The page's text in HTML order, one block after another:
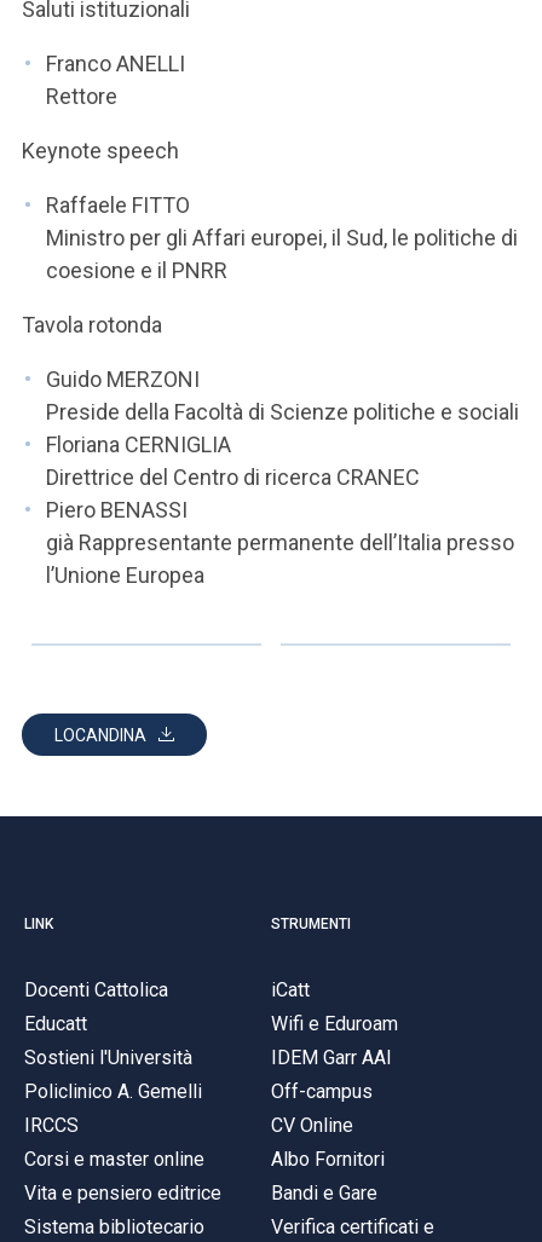
SEI UN DOCENTE O UN MEMBRO DELLO STAFF
Saluti istituzionali
Franco ANELLI
Rettore
Keynote speech
Raffaele FITTO
Ministro per gli Affari europei, il Sud, le politiche di
coesione e il PNRR
Tavola rotonda
Guido MERZONI
Preside della Facoltà di Scienze politiche e sociali
Floriana CERNIGLIA
Direttrice del Centro di ricerca CRANEC
Piero BENASSI
già Rappresentante permanente dell’Italia presso
l’Unione Europea
LOCANDINA
LINK
Docenti Cattolica
Educatt
Sostieni l'Università
Policlinico A. Gemelli
IRCCS
Corsi e master online
Vita e pensiero editrice
Sistema bibliotecario
STRUMENTI
iCatt
Wifi e Eduroam
IDEM Garr AAI
Off-campus
CV Online
Albo Fornitori
Bandi e Gare
Verifica certificati e